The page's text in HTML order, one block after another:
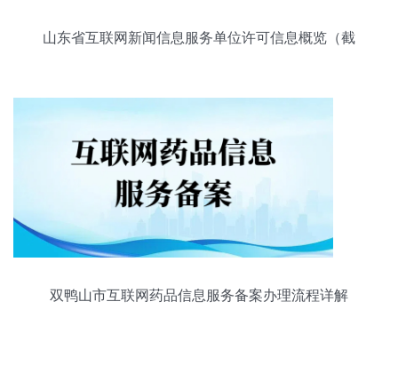
山东省互联网新闻信息服务单位许可信息概览（截
双鸭山市互联网药品信息服务备案办理流程详解